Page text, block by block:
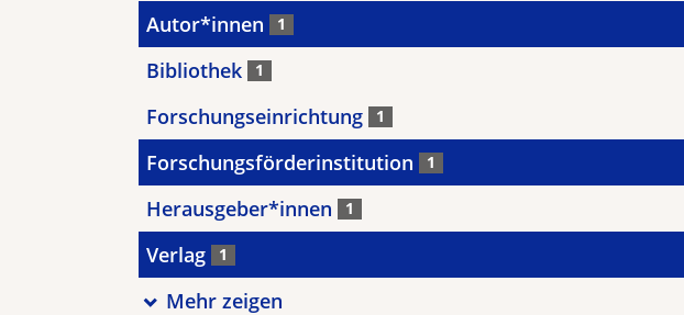
Autor*innen 1
Bibliothek 1
Forschungseinrichtung 1
Forschungsförderinstitution 1
Herausgeber*innen 1
Verlag 1
Mehr zeigen